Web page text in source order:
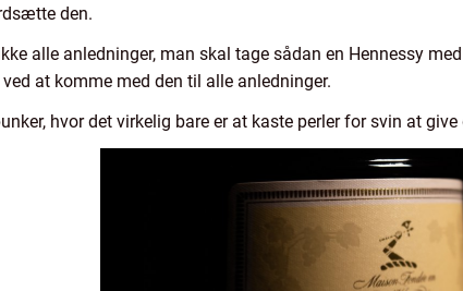
den.
alle anledninger, man skal tage sådan en Hennessy
at komme med den til alle anledninger.
hvor det virkelig bare er at kaste perler for svin at